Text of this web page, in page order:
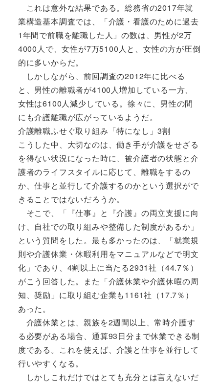
これは意外な結果である。総務省の2017年就
業構造基本調査では、「介護・看護のために過去
1年間で前職を離職した人」の数は、男性が2万
4000人で、女性が7万5100人と、女性の方が圧倒
的に多いからだ。
しかしながら、前回調査の2012年に比べる
と、男性の離職者が4100人増加している一方、
女性は6100人減少している。徐々に、男性の間
にも介護離職が広がっているようだ。
介護離職ふせぐ取り組み「特になし」3割
こうした中、大切なのは、働き手が介護をせざる
を得ない状況になった時に、被介護者の状態と介
護者のライフスタイルに応じて、離職をするの
か、仕事と並行して介護するのかという選択がで
きることではないだろうか。
そこで、「『仕事』と『介護』の両立支援に向
け、自社での取り組みや整備した制度があるか」
という質問をした。最も多かったのは、「就業規
則や介護休業・休暇利用をマニュアルなどで明文
化」であり、4割以上に当たる2931社（44.7％）
がこう回答した。また「介護休業や介護休暇の周
知、奨励」に取り組む企業も1161社（17.7％）
あった。
介護休業とは、親族を2週間以上、常時介護す
る必要がある場合、通算93日分まで休業できる制
度である。これを使えば、介護と仕事を並行して
行いやすくなる。
しかしこれだけではとても充分とは言えないだ